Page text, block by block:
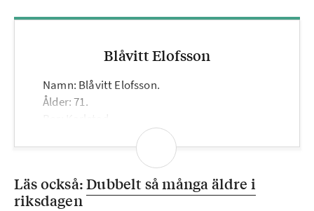
Blåvitt Elofsson
Namn: Blåvitt Elofsson.
Ålder: 71.
Bor: Karlstad.
Familj: Sambo, 3 barn, 5 barnbarn och 9
barnbarnsbarn.
Tidigare yrke: Verkstadsarbetare, Kanslichef
Fotbollsklubben Karlstad, förtroendevald
inom IF Metall med arbetsmarknadsfrågor
Läs också:Dubbelt så många äldre i
riksdagen